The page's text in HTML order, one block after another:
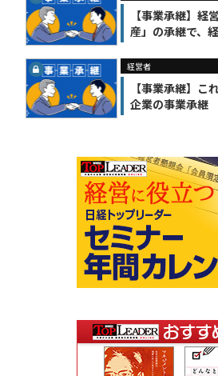
【事業承継】経
産」の承継で、
経営者
【事業承継】こ
企業の事業承継